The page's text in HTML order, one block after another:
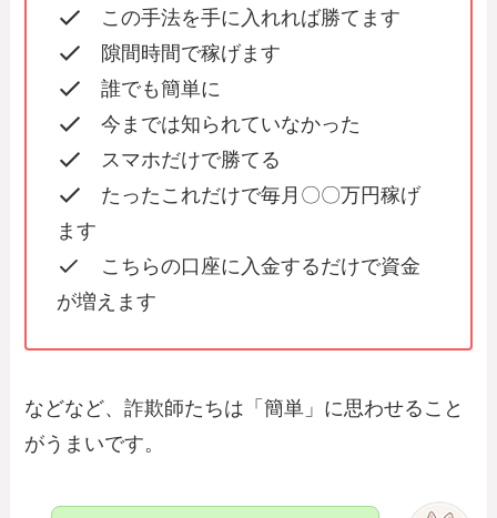
この手法を手に入れれば勝てます
隙間時間で稼げます
誰でも簡単に
今までは知られていなかった
スマホだけで勝てる
たったこれだけで毎月〇〇万円稼げ
ます
こちらの口座に入金するだけで資金
が増えます
などなど、詐欺師たちは「簡単」に思わせること
がうまいです。